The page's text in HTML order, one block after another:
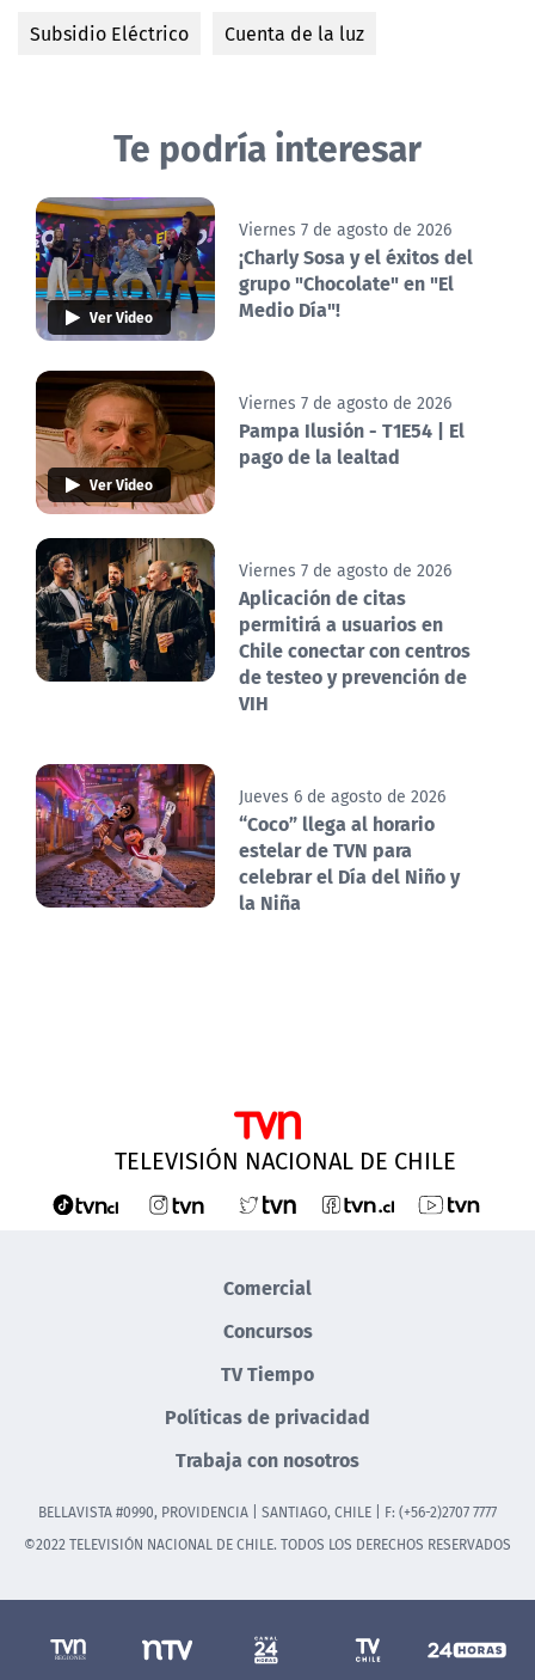
Subsidio Eléctrico Cuenta de la luz
Te podría interesar
Ver Video
Viernes 7 de agosto de 2026
¡Charly Sosa y el éxitos del
grupo "Chocolate" en "El
Medio Día"!
Ver Video
Viernes 7 de agosto de 2026
Pampa Ilusión - T1E54 | El
pago de la lealtad
Viernes 7 de agosto de 2026
Aplicación de citas
permitirá a usuarios en
Chile conectar con centros
de testeo y prevención de
VIH
Jueves 6 de agosto de 2026
“Coco” llega al horario
estelar de TVN para
celebrar el Día del Niño y
la Niña
TELEVISIÓN NACIONAL DE CHILE
Comercial
Concursos
TV Tiempo
Políticas de privacidad
Trabaja con nosotros
BELLAVISTA #0990, PROVIDENCIA | SANTIAGO, CHILE | F: (+56-2)2707 7777
©2022 TELEVISIÓN NACIONAL DE CHILE. TODOS LOS DERECHOS RESERVADOS